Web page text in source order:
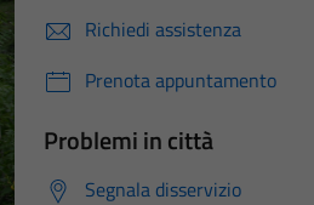
Richiedi assistenza
Prenota appuntamento
Problemi in città
Segnala disservizio